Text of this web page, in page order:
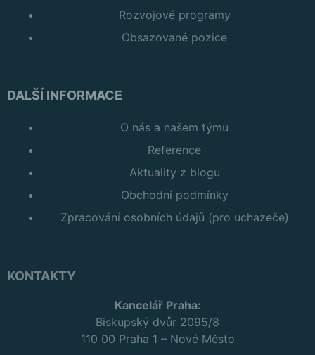
Rozvojové programy
Obsazované pozice
DALŠÍ INFORMACE
O nás a našem týmu
Reference
Aktuality z blogu
Obchodní podmínky
Zpracování osobních údajů (pro uchazeče)
KONTAKTY
Kancelář Praha:
Biskupský dvůr 2095/8
110 00 Praha 1 – Nové Město